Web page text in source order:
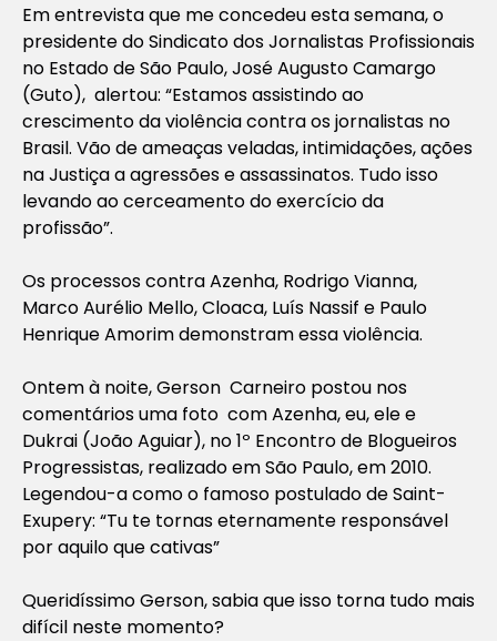
Em entrevista que me concedeu esta semana, o
presidente do Sindicato dos Jornalistas Profissionais
no Estado de São Paulo, José Augusto Camargo
(Guto), alertou: “Estamos assistindo ao
crescimento da violência contra os jornalistas no
Brasil. Vão de ameaças veladas, intimidações, ações
na Justiça a agressões e assassinatos. Tudo isso
levando ao cerceamento do exercício da
profissão”.
Os processos contra Azenha, Rodrigo Vianna,
Marco Aurélio Mello, Cloaca, Luís Nassif e Paulo
Henrique Amorim demonstram essa violência.
Ontem à noite, Gerson Carneiro postou nos
comentários uma foto com Azenha, eu, ele e
Dukrai (João Aguiar), no 1º Encontro de Blogueiros
Progressistas, realizado em São Paulo, em 2010.
Legendou-a como o famoso postulado de Saint-
Exupery: “Tu te tornas eternamente responsável
por aquilo que cativas”
Queridíssimo Gerson, sabia que isso torna tudo mais
difícil neste momento?